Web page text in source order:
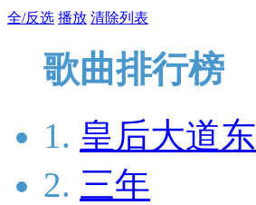
全/反选 播放 清除列表
歌曲排行榜
1. 皇后大道东
2. 三年